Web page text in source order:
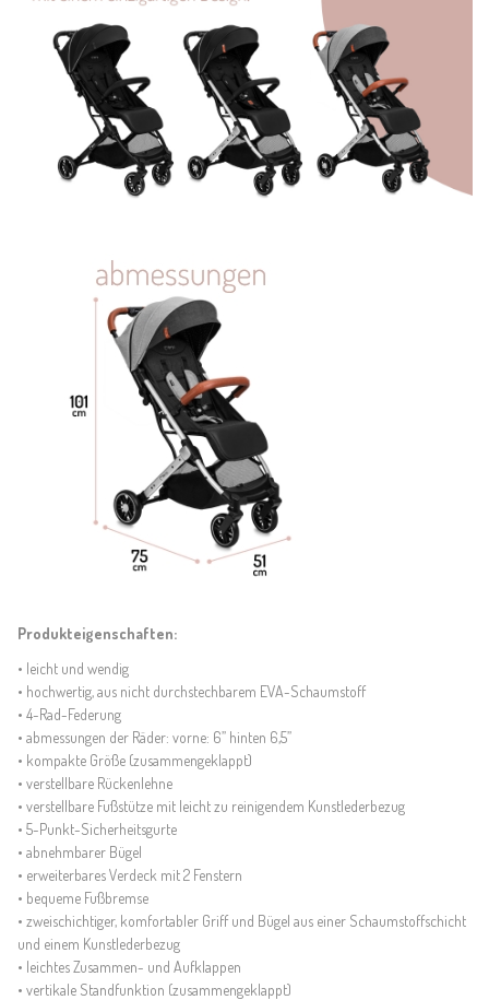
Produkteigenschaften:
• leicht und wendig
• hochwertig, aus nicht durchstechbarem EVA-Schaumstoff
• 4-Rad-Federung
• abmessungen der Räder: vorne: 6’’ hinten 6,5’’
• kompakte Größe (zusammengeklappt)
• verstellbare Rückenlehne
• verstellbare Fußstütze mit leicht zu reinigendem Kunstlederbezug
• 5-Punkt-Sicherheitsgurte
• abnehmbarer Bügel
• erweiterbares Verdeck mit 2 Fenstern
• bequeme Fußbremse
• zweischichtiger, komfortabler Griff und Bügel aus einer Schaumstoffschicht
und einem Kunstlederbezug
• leichtes Zusammen- und Aufklappen
• vertikale Standfunktion (zusammengeklappt)